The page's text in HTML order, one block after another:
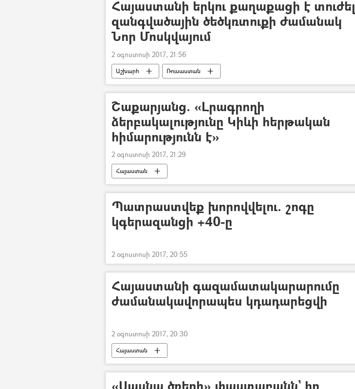
Հայաստանի երկու քաղաքացի է տուժել
զանգվածային ծեծկռտուքի ժամանակ
Նոր Մոսկվայում
2 օգոստոսի 2017, 21:56
Աշխարհ Ռուսաստան
Շաքարյանց. «Լրագրողի
ձերբակալությունը Կիևի հերթական
հիմարությունն է»
2 օգոստոսի 2017, 21:29
Հայաստան
Պատրաստվեք խորովվելու. շոգը
կգերազանցի +40-ը
2 օգոստոսի 2017, 20:55
Հայաստանի գազամատակարարումը
ժամանակավորապես կդադարեցվի
2 օգոստոսի 2017, 20:30
Հայաստան
«Սասնա ծռերի» փաստաբանն` իր